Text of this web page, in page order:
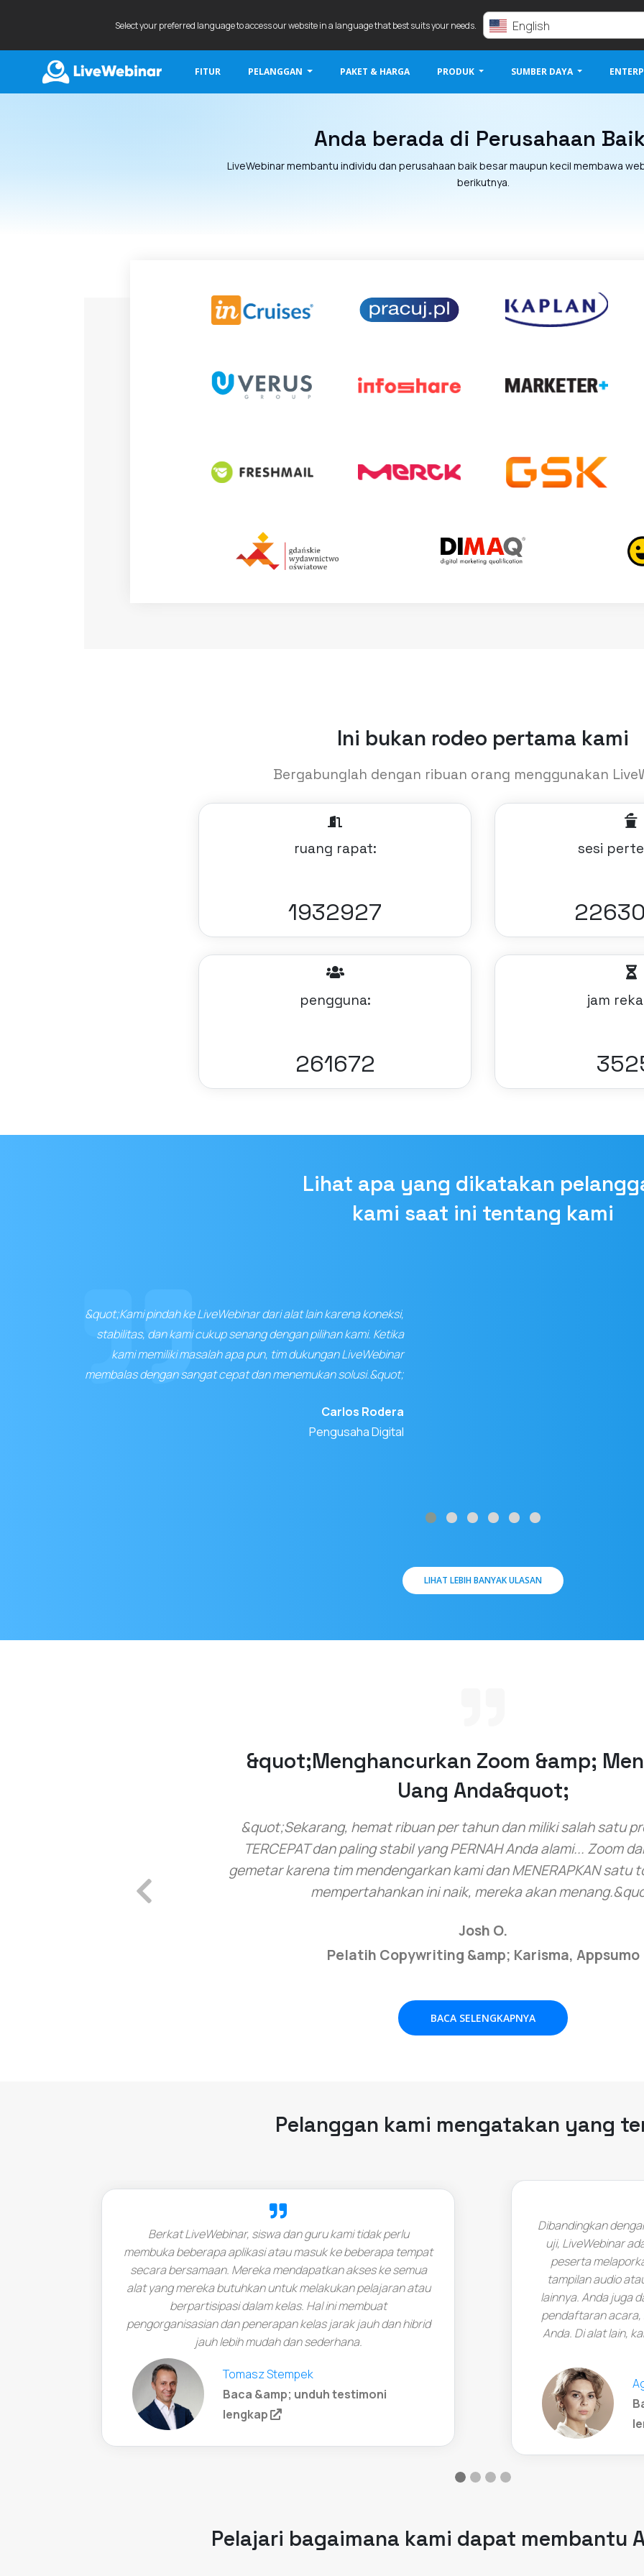
Select your preferred language to access our website in a language that best suits your needs. English
FITUR PELANGGAN PAKET & HARGA PRODUK SUMBER DAYA
Anda berada di Perusahaan
LiveWebinar membantu individu dan perusahaan baik besar maupun kecil membawa
berikutnya.
Ini bukan rodeo pertama kami
Bergabunglah dengan ribuan orang menggunakan
ruang rapat:
2124851
sesi
pengguna:
287749
jam
Lihat apa yang dikatakan
kami saat ini tentang kami
&quot;Kami pindah ke LiveWebinar dari alat lain karena koneksi,
stabilitas, dan kami cukup senang dengan pilihan kami. Ketika
kami memiliki masalah apa pun, tim dukungan LiveWebinar
membalas dengan sangat cepat dan menemukan solusi.&quot;
Carlos Rodera
Pengusaha Digital
LIHAT LEBIH BANYAK ULASAN
&quot;Menghancurkan Zoom &amp;
Uang Anda&quot;
&quot;Sekarang, hemat ribuan per tahun dan miliki salah satu
TERCEPAT dan paling stabil yang PERNAH Anda alami... Zoom
gemetar karena tim mendengarkan kami dan MENERAPKAN satu
mempertahankan ini naik, mereka akan
Josh O.
Pelatih Copywriting &amp; Karisma, Appsumo
BACA SELENGKAPNYA
Previous
Pelanggan kami mengatakan yang
Berkat LiveWebinar, siswa dan guru kami tidak perlu
membuka beberapa aplikasi atau masuk ke beberapa tempat
secara bersamaan. Mereka mendapatkan akses ke semua
alat yang mereka butuhkan untuk melakukan pelajaran atau
berpartisipasi dalam kelas. Hal ini membuat
pengorganisasian dan penerapan kelas jarak jauh dan hibrid
jauh lebih mudah dan sederhana.
Tomasz Stempek
Baca &amp; unduh testimoni
lengkap
(opens in a new tab)
Dibandingkan
uji, LiveWebinar
peserta
tampilan audio
lainnya. Anda juga
pendaftaran acara,
Anda. Di alat lain,
Pelajari bagaimana kami dapat membantu